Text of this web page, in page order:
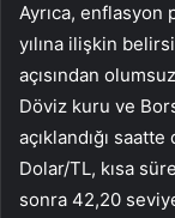
Ayrıca,
yılına ilişkin
açısından
Döviz kuru ve
açıklandığı
Dolar/TL, kısa
sonra 42,20